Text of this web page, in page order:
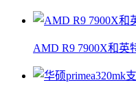
AMD R9 7900X和英